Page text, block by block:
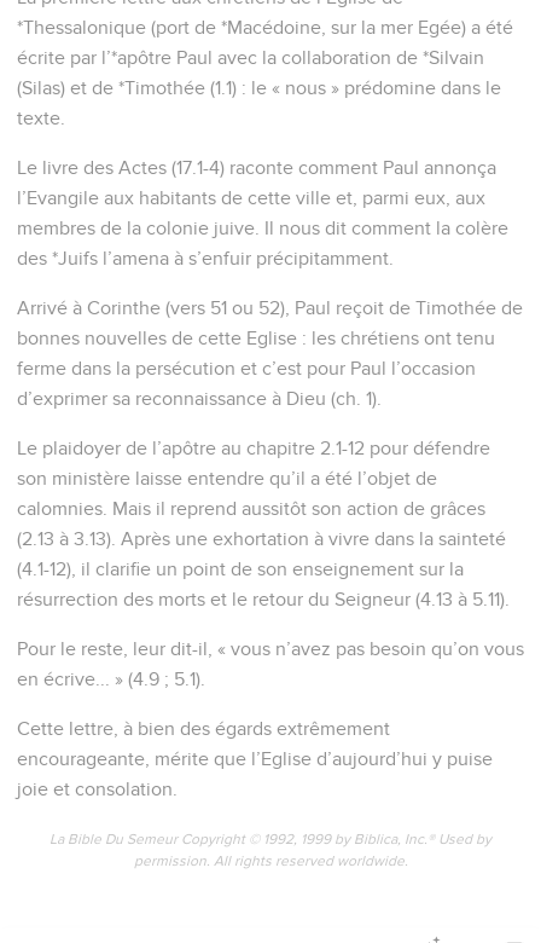
*Thessalonique (port de *Macédoine, sur la mer Egée) a été
écrite par l’*apôtre Paul avec la collaboration de *Silvain
(Silas) et de *Timothée (1.1) : le « nous » prédomine dans le
texte.
Le livre des Actes (17.1-4) raconte comment Paul annonça
l’Evangile aux habitants de cette ville et, parmi eux, aux
membres de la colonie juive. Il nous dit comment la colère
des *Juifs l’amena à s’enfuir précipitamment.
Arrivé à Corinthe (vers 51 ou 52), Paul reçoit de Timothée de
bonnes nouvelles de cette Eglise : les chrétiens ont tenu
ferme dans la persécution et c’est pour Paul l’occasion
d’exprimer sa reconnaissance à Dieu (ch. 1).
Le plaidoyer de l’apôtre au chapitre 2.1-12 pour défendre
son ministère laisse entendre qu’il a été l’objet de
calomnies. Mais il reprend aussitôt son action de grâces
(2.13 à 3.13). Après une exhortation à vivre dans la sainteté
(4.1-12), il clarifie un point de son enseignement sur la
résurrection des morts et le retour du Seigneur (4.13 à 5.11).
Pour le reste, leur dit-il, « vous n’avez pas besoin qu’on vous
en écrive... » (4.9 ; 5.1).
Cette lettre, à bien des égards extrêmement
encourageante, mérite que l’Eglise d’aujourd’hui y puise
joie et consolation.
La Bible Du Semeur Copyright © 1992, 1999 by Biblica, Inc.® Used by
permission. All rights reserved worldwide.